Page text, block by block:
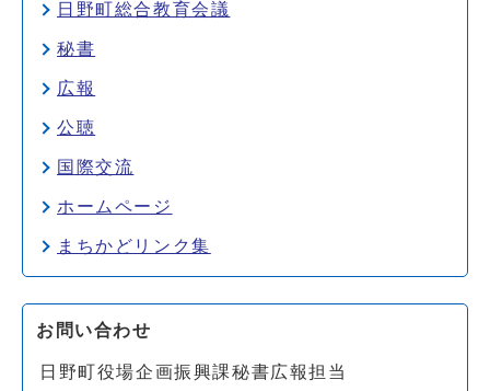
日野町総合教育会議
秘書
広報
公聴
国際交流
ホームページ
まちかどリンク集
お問い合わせ
日野町役場企画振興課秘書広報担当